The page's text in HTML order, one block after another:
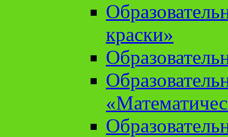
краски»